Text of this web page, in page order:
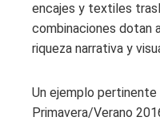
encajes y textiles
combinaciones dotan
riqueza narrativa y
Un ejemplo pertinente
Primavera/Verano